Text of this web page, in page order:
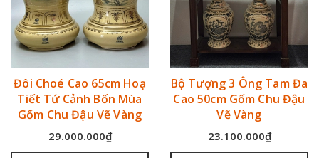
Đôi Choé Cao 65cm Hoạ
Tiết Tứ Cảnh Bốn Mùa
Gốm Chu Đậu Vẽ Vàng
29.000.000₫
Bộ Tượng 3 Ông Tam Đa
Cao 50cm Gốm Chu Đậu
Vẽ Vàng
23.100.000₫